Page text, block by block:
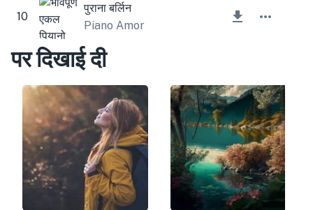
10
पुराना बर्लिन
Piano Amor
पर दिखाई दी